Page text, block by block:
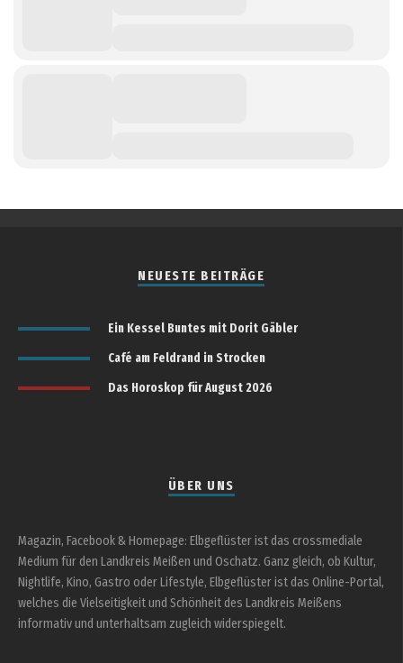
NEUESTE BEITRÄGE
Ein Kessel Buntes mit Dorit Gäbler
Café am Feldrand in Strocken
Das Horoskop für August 2026
ÜBER UNS
Magazin, Facebook & Homepage: Elbgeflüster ist das crossmediale
Medium für den Landkreis Meißen und Oschatz. Ganz gleich, ob Kultur,
Nightlife, Kino, Gastro oder Lifestyle, Elbgeflüster ist das Online-Portal,
welches die Vielseitigkeit und Schönheit des Landkreis Meißens
informativ und unterhaltsam zugleich widerspiegelt.